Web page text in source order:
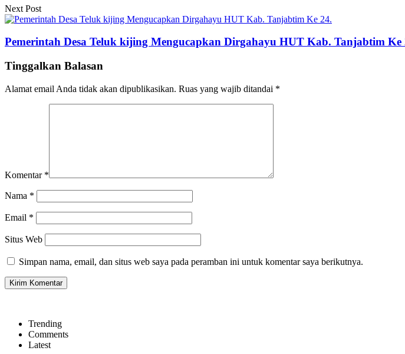
Next Post
Pemerintah Desa Teluk kijing Mengucapkan Dirgahayu HUT Kab. Tanjabtim Ke
Tinggalkan Balasan
Alamat email Anda tidak akan dipublikasikan. Ruas yang wajib ditandai *
Komentar *
Nama *
Email *
Situs Web
Simpan nama, email, dan situs web saya pada peramban ini untuk komentar saya berikutnya.
Trending
Comments
Latest